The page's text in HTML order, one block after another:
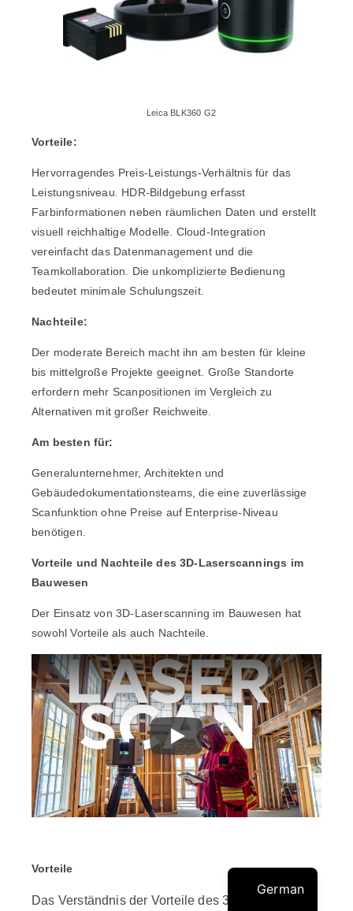
Leica BLK360 G2
Vorteile:
Hervorragendes Preis-Leistungs-Verhältnis für das
Leistungsniveau. HDR-Bildgebung erfasst
Farbinformationen neben räumlichen Daten und erstellt
visuell reichhaltige Modelle. Cloud-Integration
vereinfacht das Datenmanagement und die
Teamkollaboration. Die unkomplizierte Bedienung
bedeutet minimale Schulungszeit.
Nachteile:
Der moderate Bereich macht ihn am besten für kleine
bis mittelgroße Projekte geeignet. Große Standorte
erfordern mehr Scanpositionen im Vergleich zu
Alternativen mit großer Reichweite.
Am besten für:
Generalunternehmer, Architekten und
Gebäudedokumentationsteams, die eine zuverlässige
Scanfunktion ohne Preise auf Enterprise-Niveau
benötigen.
Vorteile und Nachteile des 3D-Laserscannings im
Bauwesen
Der Einsatz von 3D-Laserscanning im Bauwesen hat
sowohl Vorteile als auch Nachteile.
Vorteile
Das Verständnis der Vorteile des 3D-Laserscans
German